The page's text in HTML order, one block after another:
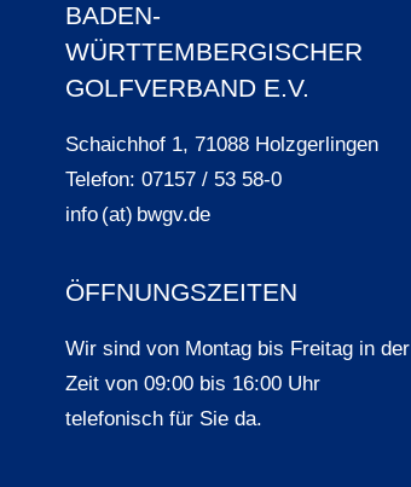
BADEN-
WÜRTTEMBERGISCHER
GOLFVERBAND E.V.
Schaichhof 1, 71088 Holzgerlingen
Telefon: 07157 / 53 58-0
info (at) bwgv.de
ÖFFNUNGSZEITEN
Wir sind von Montag bis Freitag in der
Zeit von 09:00 bis 16:00 Uhr
telefonisch für Sie da.